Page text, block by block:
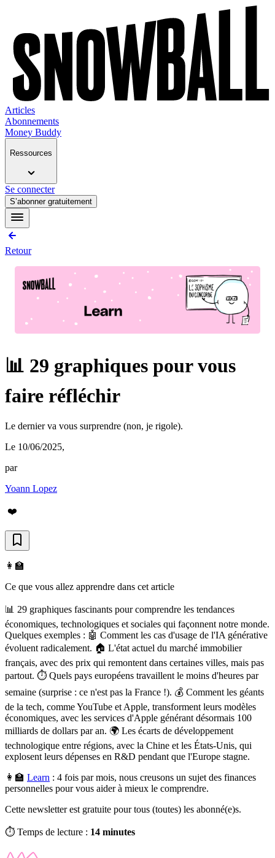
Articles
Abonnements
Money Buddy
Ressources
Se connecter
S’abonner gratuitement
Retour
📊 29 graphiques pour vous
faire réfléchir
Le dernier va vous surprendre (non, je rigole).
Le 10/06/2025,
par
Yoann Lopez
❤️
👩‍🏫
Ce que vous allez apprendre dans cet article
📊 29 graphiques fascinants pour comprendre les tendances
économiques, technologiques et sociales qui façonnent notre monde.
Quelques exemples : 🤖 Comment les cas d'usage de l'IA générative
évoluent radicalement. 🏠 L'état actuel du marché immobilier
français, avec des prix qui remontent dans certaines villes, mais pas
partout. ⏱️ Quels pays européens travaillent le moins d'heures par
semaine (surprise : ce n'est pas la France !). 💰 Comment les géants
de la tech, comme YouTube et Apple, transforment leurs modèles
économiques, avec les services d'Apple générant désormais 100
milliards de dollars par an. 🌍 Les écarts de développement
technologique entre régions, avec la Chine et les États-Unis, qui
explosent leurs dépenses en R&D pendant que l'Europe stagne.
👩‍🏫 Learn : 4 fois par mois, nous creusons un sujet des finances
personnelles pour vous aider à mieux le comprendre.
Cette newsletter est gratuite pour tous (toutes) les abonné(e)s.
⏱️ Temps de lecture : 14 minutes